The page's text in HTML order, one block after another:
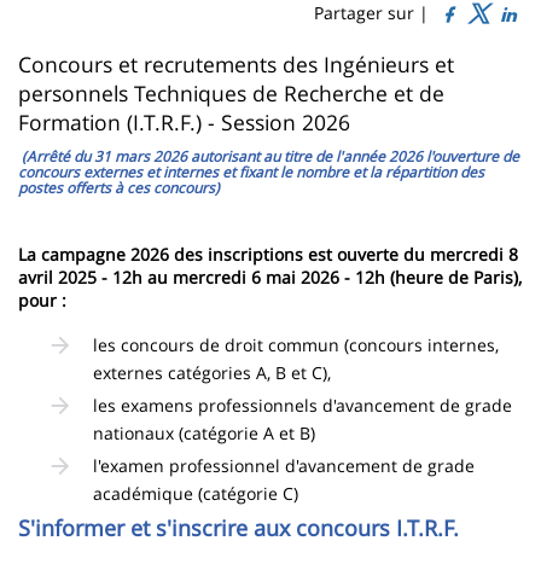
Partager sur |
Contenu
de
la
page
Concours et recrutements des Ingénieurs et
personnels Techniques de Recherche et de
Formation (I.T.R.F.) - Session 2026
(Arrêté du 31 mars 2026 autorisant au titre de l'année 2026 l'ouverture de
concours externes et internes et fixant le nombre et la répartition des
postes offerts à ces concours)
La campagne 2026 des inscriptions est ouverte du mercredi 8
avril 2025 - 12h au mercredi 6 mai 2026 - 12h (heure de Paris),
pour :
les concours de droit commun (concours internes,
externes catégories A, B et C),
les examens professionnels d'avancement de grade
nationaux (catégorie A et B)
l'examen professionnel d'avancement de grade
académique (catégorie C)
S'informer et s'inscrire aux concours I.T.R.F.